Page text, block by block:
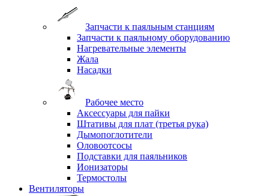
Запчасти к паяльным станциям
Запчасти к паяльному оборудованию
Нагревательные элементы
Жала
Насадки
Рабочее место
Аксессуары для пайки
Штативы для плат (третья рука)
Дымопоглотители
Оловоотсосы
Подставки для паяльников
Ионизаторы
Термостолы
Вентиляторы